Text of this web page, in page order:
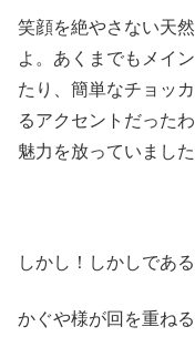
笑顔を絶やさない天
よ。あくまでもメイ
たり、簡単なチョッ
るアクセントだった
魅力を放っていました
しかし！しかしである
かぐや様が回を重ね